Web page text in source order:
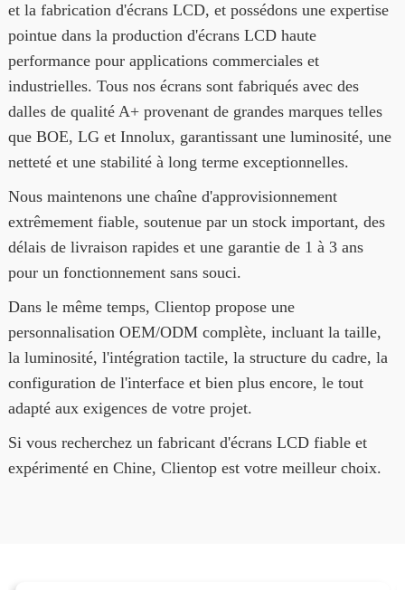
et la fabrication d'écrans LCD, et possédons une expertise
pointue dans la production d'écrans LCD haute
performance pour applications commerciales et
industrielles. Tous nos écrans sont fabriqués avec des
dalles de qualité A+ provenant de grandes marques telles
que BOE, LG et Innolux, garantissant une luminosité, une
netteté et une stabilité à long terme exceptionnelles.
Nous maintenons une chaîne d'approvisionnement
extrêmement fiable, soutenue par un stock important, des
délais de livraison rapides et une garantie de 1 à 3 ans
pour un fonctionnement sans souci.
Dans le même temps, Clientop propose une
personnalisation OEM/ODM complète, incluant la taille,
la luminosité, l'intégration tactile, la structure du cadre, la
configuration de l'interface et bien plus encore, le tout
adapté aux exigences de votre projet.
Si vous recherchez un fabricant d'écrans LCD fiable et
expérimenté en Chine, Clientop est votre meilleur choix.